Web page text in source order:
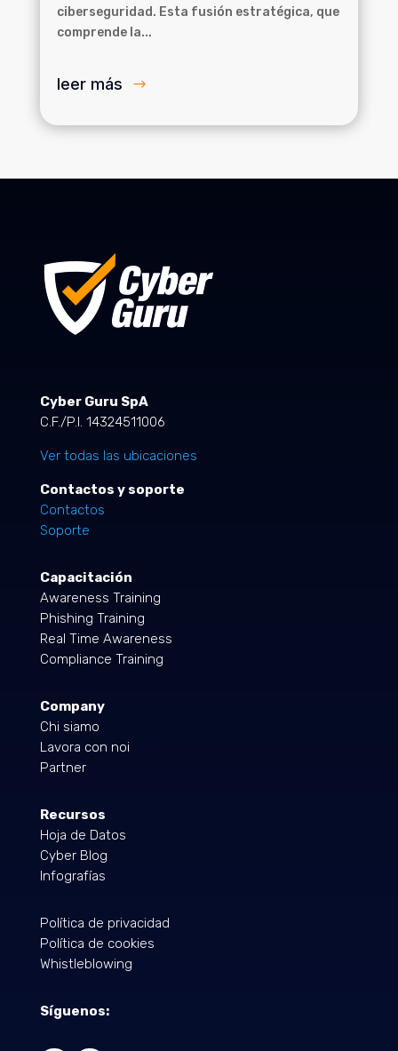
ciberseguridad. Esta fusión estratégica, que
comprende la...
leer más
Cyber Guru SpA
C.F./P.I. 14324511006
Ver todas las ubicaciones
Contactos y soporte
Contactos
Soporte
Capacitación
Awareness Training
Phishing Training
Real Time Awareness
Compliance Training
Company
Chi siamo
Lavora con noi
Partner
Recursos
Hoja de Datos
Cyber Blog
Infografías
Política de privacidad
Política de cookies
Whistleblowing
Síguenos: